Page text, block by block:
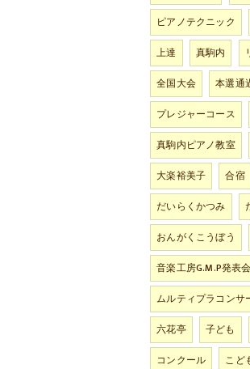
ピアノテクニック
上達
真駒内
全国大会
本選通
プレジャーコース
真駒内ピアノ教室
大楽裕美子
合宿
だいらくかつみ
おんがくこうぼう
音楽工房G.M.P発表会
ムルティプラコンサ
六花亭
子ども
コンクール
こど